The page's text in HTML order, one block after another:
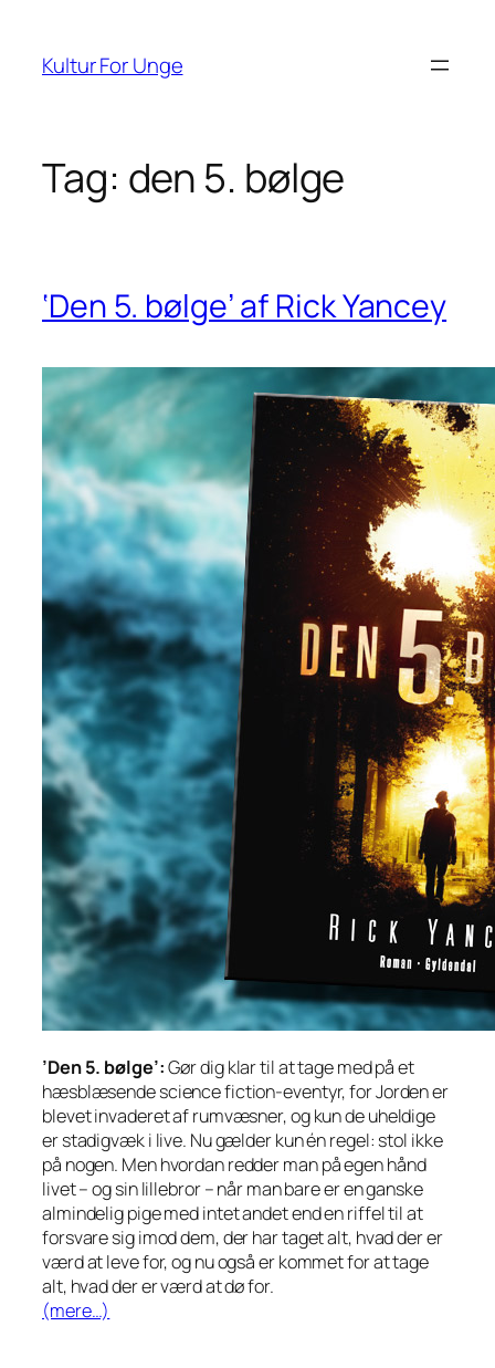
indhold
Kultur For Unge
Tag: den 5. bølge
‘Den 5. bølge’ af Rick Yancey
’Den 5. bølge’:Gør dig klar til at tage med på et
hæsblæsende science fiction-eventyr, for Jorden er
blevet invaderet af rumvæsner, og kun de uheldige
er stadigvæk i live. Nu gælder kun én regel: stol ikke
på nogen. Men hvordan redder man på egen hånd
livet – og sin lillebror – når man bare er en ganske
almindelig pige med intet andet end en riffel til at
forsvare sig imod dem, der har taget alt, hvad der er
værd at leve for, og nu også er kommet for at tage
alt, hvad der er værd at dø for.
(mere…)